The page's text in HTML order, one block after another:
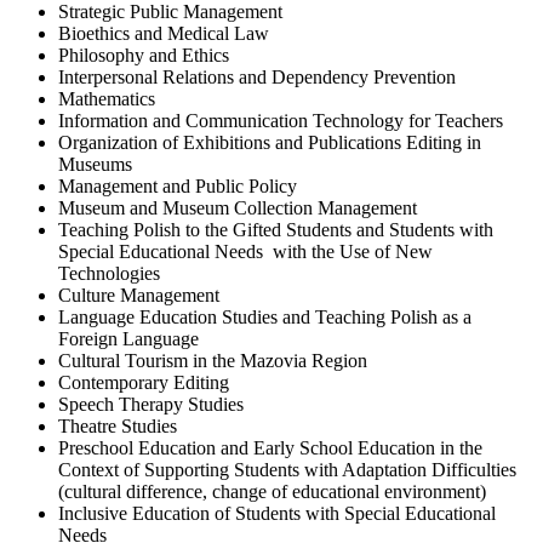
Strategic Public Management
Bioethics and Medical Law
Philosophy and Ethics
Interpersonal Relations and Dependency Prevention
Mathematics
Information and Communication Technology for Teachers
Organization of Exhibitions and Publications Editing in
Museums
Management and Public Policy
Museum and Museum Collection Management
Teaching Polish to the Gifted Students and Students with
Special Educational Needs with the Use of New
Technologies
Culture Management
Language Education Studies and Teaching Polish as a
Foreign Language
Cultural Tourism in the Mazovia Region
Contemporary Editing
Speech Therapy Studies
Theatre Studies
Preschool Education and Early School Education in the
Context of Supporting Students with Adaptation Difficulties
(cultural difference, change of educational environment)
Inclusive Education of Students with Special Educational
Needs